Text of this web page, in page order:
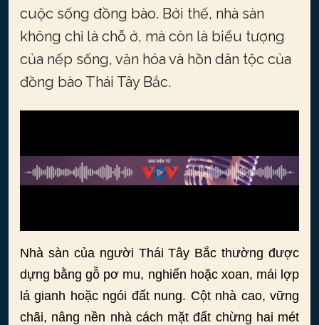
cuộc sống đồng bào. Bởi thế, nhà sàn
không chỉ là chỗ ở, mà còn là biểu tượng
của nếp sống, văn hóa và hồn dân tộc của
đồng bào Thái Tây Bắc.
Nhà sàn của người Thái Tây Bắc thường được
dựng bằng gỗ pơ mu, nghiến hoặc xoan, mái lợp
lá gianh hoặc ngói đất nung. Cột nhà cao, vững
chãi, nâng nền nhà cách mặt đất chừng hai mét